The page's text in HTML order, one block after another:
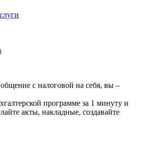
с налоговой на себя, вы –
программе за 1 минуту и
акты, накладные, создавайте